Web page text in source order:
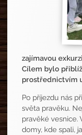
zajímavou
Cílem bylo
prostřednictvím
Po příjezdu nás
světa pravěku.
pravěké vesnice.
domy, kde spali,